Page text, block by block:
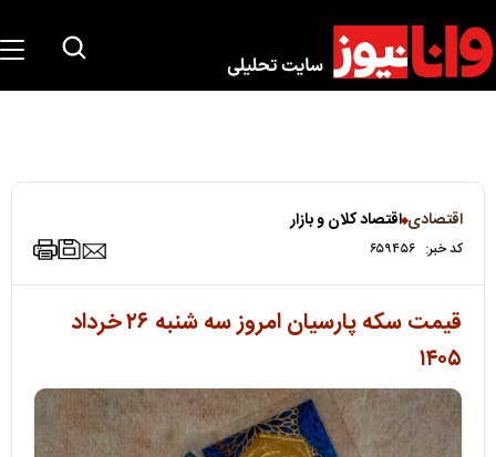
اقتصادی اقتصاد کلان و بازار
کد خبر: ۶۵۹۴۵۶
قیمت سکه پارسیان امروز سه شنبه ۲۶ خرداد
۱۴۰۵